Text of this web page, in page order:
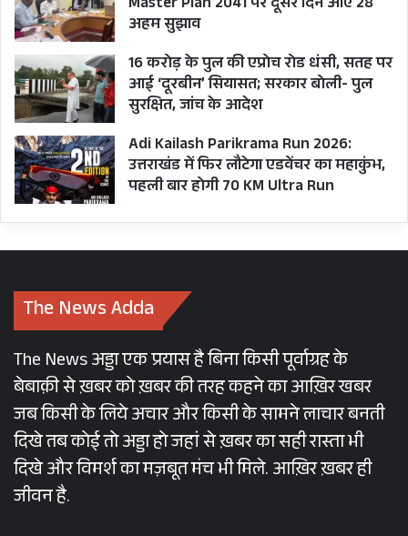
बड़ी हार के मंडराते खतरे को टाल दिया लेकिन कांग्रेस के
साथ 31-32 के करीबी मुकाबले में ख़ुद खंडूरी की कोटद्वार
सीट से हुई हार ने भाजपा को सत्ता से बाहर कर दिया।
कोटद्वार के नतीजे को उत्तराखंड की राजनीति के सबसे बड़े
उलटफेरों में से एक गिना जाता है।
इसके बावजूद उनकी व्यक्तिगत साख पर कभी गंभीर प्रश्न नहीं
उठे। राजनीतिक विरोधी भी उनकी ईमानदारी और सादगी का
सम्मान करते थे।
सैनिक अनुशासन से जननेता तक
मेजर जनरल बीसी खंडूरी मूलतः एक सैनिक थे और यही
सैन्य पृष्ठभूमि उनके पूरे सार्वजनिक जीवन में दिखाई देती
रही। वे कम बोलते थे, लेकिन स्पष्ट बोलते थे। दिखावे और
राजनीतिक नाटकीयता से दूर रहने वाले खंडूरी उन नेताओं
में थे जिनकी विश्वसनीयता उनकी सबसे बड़ी पूंजी थी।
आज जब राजनीति में व्यक्तिगत ईमानदारी और प्रशासनिक
पारदर्शिता दुर्लभ होती जा रही है, तब बीसी खंडूरी की याद
अहम सुझाव
16 करोड़ के पुल की एप्रोच रोड धंसी, सतह पर
आई ‘दूरबीन’ सियासत; सरकार बोली- पुल
सुरक्षित, जांच के आदेश
Adi Kailash Parikrama Run 2026:
उत्तराखंड में फिर लौटेगा एडवेंचर का महाकुंभ,
पहली बार होगी 70 KM Ultra Run
The News Adda
The News अड्डा एक प्रयास है बिना किसी पूर्वाग्रह के
बेबाक़ी से ख़बर को ख़बर की तरह कहने का आख़िर खबर
जब किसी के लिये अचार और किसी के सामने लाचार बनती
दिखे तब कोई तो अड्डा हो जहां से ख़बर का सही रास्ता भी
दिखे और विमर्श का मज़बूत मंच भी मिले. आख़िर ख़बर ही
जीवन है.